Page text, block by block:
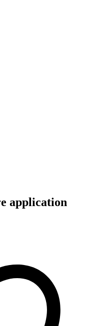
application